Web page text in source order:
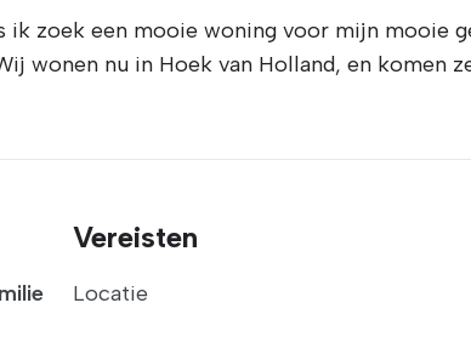
zoek een mooie woning voor mijn mooie
wonen nu in Hoek van Holland, en komen
Vereisten
Locatie